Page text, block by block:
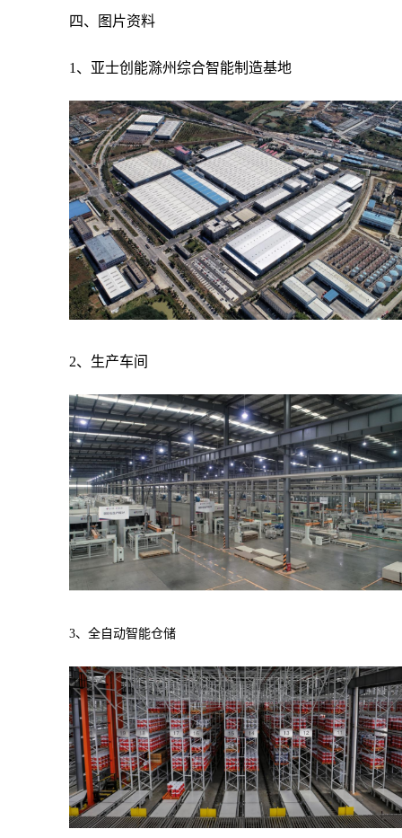
四、图片资料
1、亚士创能滁州综合智能制造基地
2、生产车间
3、 全自动智能仓储